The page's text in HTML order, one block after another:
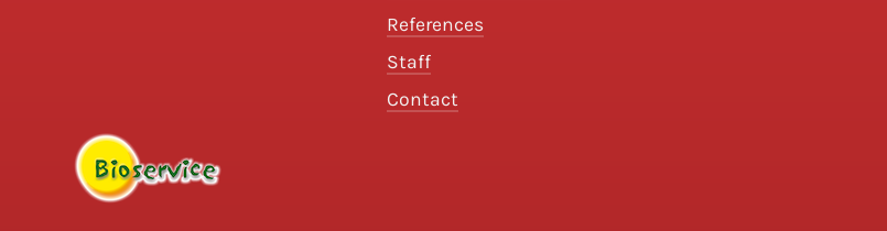
References
Staff
Contact